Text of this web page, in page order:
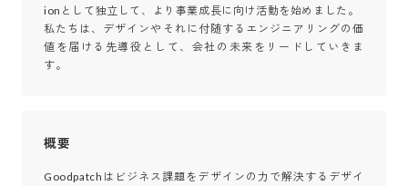
ionとして独立して、より事業成長に向け活動を始めました。
私たちは、デザインやそれに付随するエンジニアリングの価
値を届ける先導役として、会社の未来をリードしていきま
す。
概要
Goodpatchはビジネス課題をデザインの力で解決するデザイ